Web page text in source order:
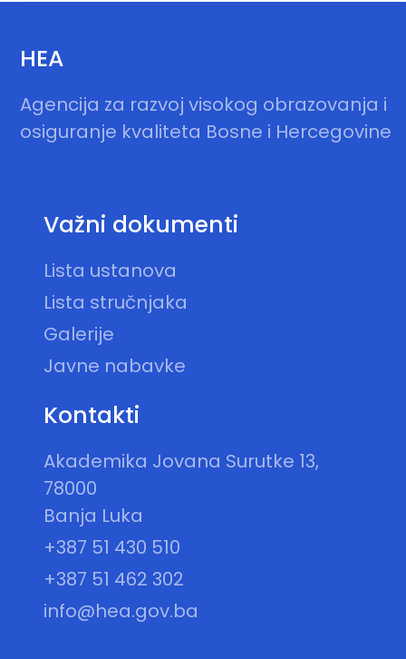
HEA
Agencija za razvoj visokog obrazovanja i
osiguranje kvaliteta Bosne i Hercegovine
Važni dokumenti
Lista ustanova
Lista stručnjaka
Galerije
Javne nabavke
Kontakti
Akademika Jovana Surutke 13,
78000
Banja Luka
+387 51 430 510
+387 51 462 302
info@hea.gov.ba